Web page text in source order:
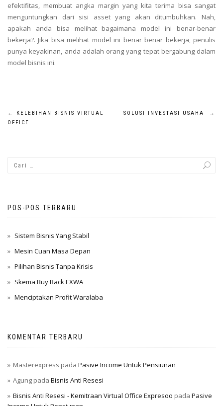
efektifitas, membuat angka margin yang kita terima bisa sangat
menguntungkan dari sisi asset yang akan ditumbuhkan. Nah,
apakah anda bisa melihat bagaimana model ini benar-benar
bekerja?. Jika bisa melihat model ini benar benar bekerja, penulis
punya keyakinan, anda adalah orang yang tepat bergabung dalam
model bisnis ini.
Navigasi
←
KELEBIHAN BISNIS VIRTUAL
OFFICE
SOLUSI INVESTASI USAHA →
POS-POS TERBARU
Sistem Bisnis Yang Stabil
Mesin Cuan Masa Depan
Pilihan Bisnis Tanpa Krisis
Skema Buy Back EXWA
Menciptakan Profit Waralaba
KOMENTAR TERBARU
Masterexpress pada Pasive Income Untuk Pensiunan
Agung pada Bisnis Anti Resesi
Bisnis Anti Resesi - Kemitraan Virtual Office Expresoo pada Pasive